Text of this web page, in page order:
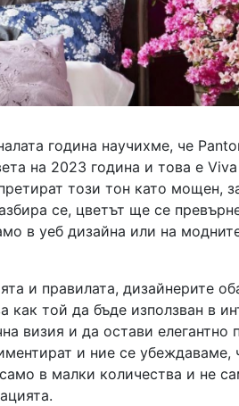
година научихме, че
на 2023 година и това е
този тон като мощен,
се, цветът ще се
в уеб дизайна или на
и правилата, дизайнерите
как той да бъде използван в
визия и да остави елегантно
и ние се убеждаваме,
в малки количества и не